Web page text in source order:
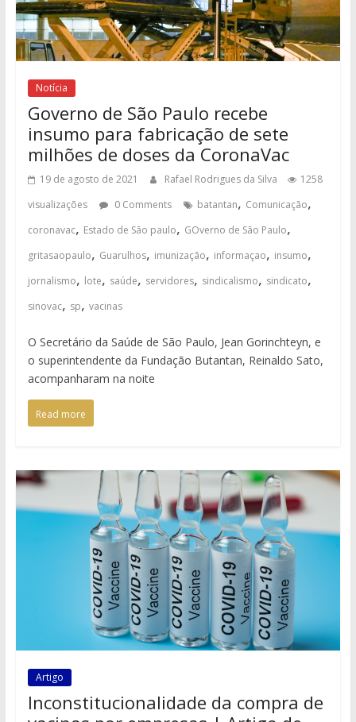
Notícia
Governo de São Paulo recebe
insumo para fabricação de sete
milhões de doses da CoronaVac
19 de agosto de 2021 Rafael Rodrigues da Silva
1258
visualizações
0 Comments batantan, Comunicação,
coronavac, Estado de São paulo, GOverno de São Paulo,
gritasaopaulo, Guarulhos, imunização, informaçao, insumo,
jornalismo, lote, saúde, servidores, sindicalismo, sindicato,
sinovac, sp, vacinas
O Secretário da Saúde de São Paulo, Jean Gorinchteyn, e
o superintendente da Fundação Butantan, Reinaldo Sato,
acompanharam na noite
Read more
Artigo
Inconstitucionalidade da compra de